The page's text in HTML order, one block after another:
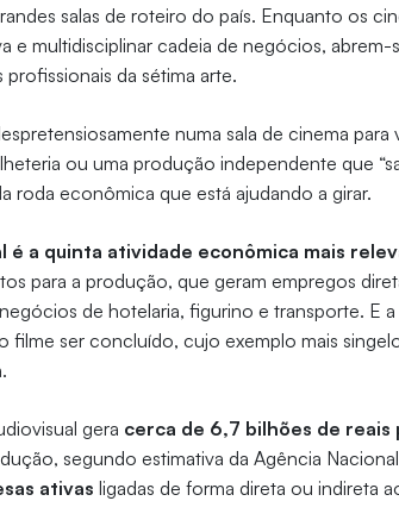
salas de roteiro do país. Enquanto os
e multidisciplinar cadeia de negócios,
da sétima arte.
numa sala de cinema
ou uma produção independente que
roda econômica que está ajudando a girar.
é a quinta atividade econômica mais
para a produção, que geram empregos
de hotelaria, figurino e transporte. E
filme ser concluído, cujo exemplo mais
gera cerca de 6,7 bilhões de reais
segundo estimativa da Agência
ativas ligadas de forma direta ou indireta